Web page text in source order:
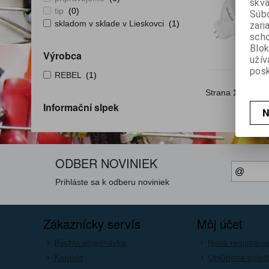
tip
(0)
skladom v sklade v Lieskovci (1)
Výrobca
REBEL (1)
Informační slpek
Strana 1
ODBER NOVINIEK
Prihláste sa k odberu noviniek
Zákaznícky servís
Rýchla objednávka
Kontakt
Môj účet
Nová registrácia
Oblúbené